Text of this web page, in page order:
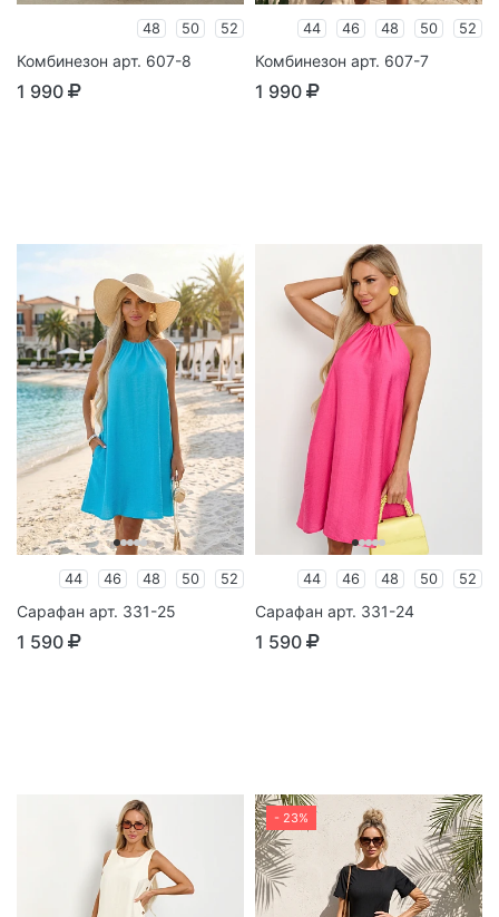
48 50 52
Комбинезон арт. 607-8
1 990
44 46 48 50 52
Комбинезон арт. 607-7
1 990
44 46 48 50 52
Сарафан арт. 331-25
1 590
44 46 48 50 52
Сарафан арт. 331-24
1 590
- 23%